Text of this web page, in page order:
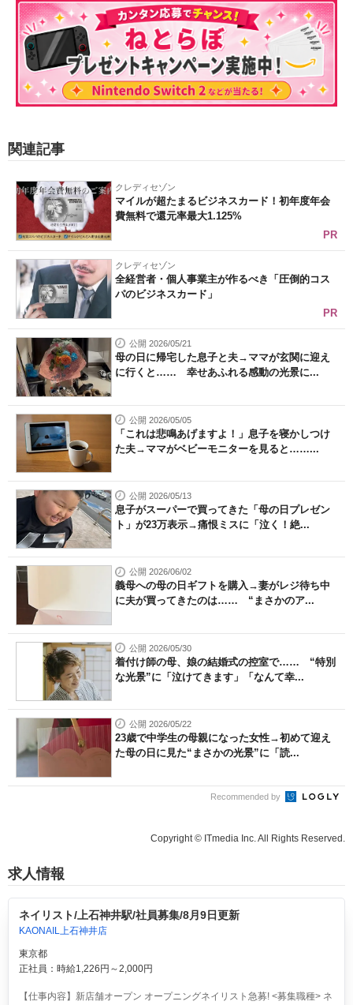
関連記事
クレディセゾン
マイルが超たまるビジネスカード！初年度年会
費無料で還元率最大1.125%
PR
クレディセゾン
全経営者・個人事業主が作るべき「圧倒的コス
パのビジネスカード」
PR
公開 2026/05/21
母の日に帰宅した息子と夫→ママが玄関に迎え
に行くと…… 幸せあふれる感動の光景に...
公開 2026/05/05
「これは悲鳴あげますよ！」息子を寝かしつけ
た夫→ママがベビーモニターを見ると……...
公開 2026/05/13
息子がスーパーで買ってきた「母の日プレゼン
ト」が23万表示→痛恨ミスに「泣く！絶...
公開 2026/06/02
義母への母の日ギフトを購入→妻がレジ待ち中
に夫が買ってきたのは…… “まさかのア...
公開 2026/05/30
着付け師の母、娘の結婚式の控室で…… “特別
な光景”に「泣けてきます」「なんて幸...
公開 2026/05/22
23歳で中学生の母親になった女性→初めて迎え
た母の日に見た“まさかの光景”に「読...
Recommended by
Copyright © ITmedia Inc. All Rights Reserved.
求人情報
ネイリスト/上石神井駅/社員募集/8月9日更新
KAONAIL上石神井店
東京都
正社員：時給1,226円～2,000円
【仕事内容】新店舗オープン オープニングネイリスト急募! <募集職種> ネ